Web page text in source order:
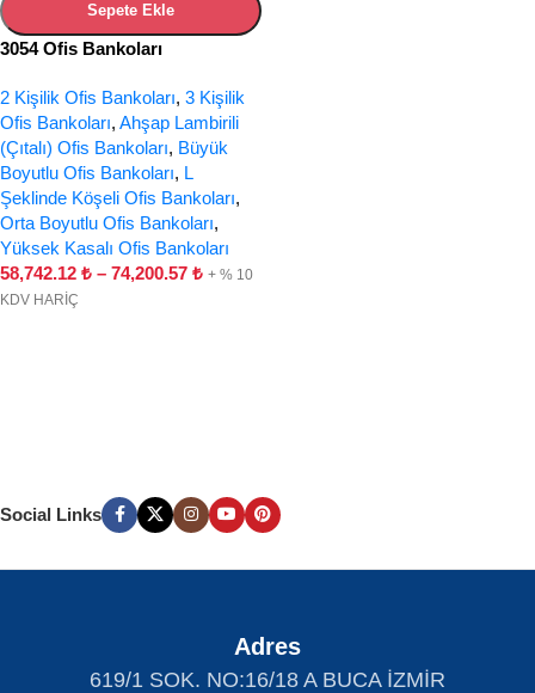
Sepete Ekle
3054 Ofis Bankoları
2 Kişilik Ofis Bankoları, 3 Kişilik
Ofis Bankoları, Ahşap Lambirili
(Çıtalı) Ofis Bankoları, Büyük
Boyutlu Ofis Bankoları, L
Şeklinde Köşeli Ofis Bankoları,
Orta Boyutlu Ofis Bankoları,
Yüksek Kasalı Ofis Bankoları
58,742.12 ₺ – 74,200.57 ₺ + % 10
KDV HARİÇ
Social Links
Adres
619/1 SOK. NO:16/18 A BUCA İZMİR